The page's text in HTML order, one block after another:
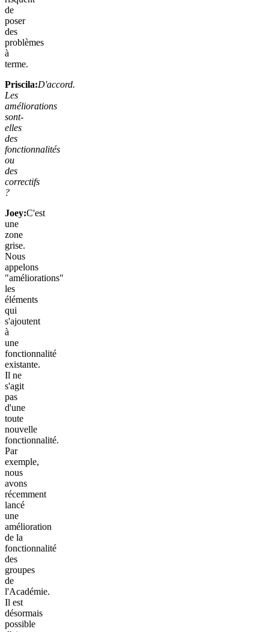
de
poser
des
problèmes
à
terme.
Priscila:D'accord.
Les
améliorations
sont-
elles
des
fonctionnalités
ou
des
correctifs
?
Joey:C'est
une
zone
grise.
Nous
appelons
"améliorations"
les
éléments
qui
s'ajoutent
à
une
fonctionnalité
existante.
Il ne
s'agit
pas
d'une
toute
nouvelle
fonctionnalité.
Par
exemple,
nous
avons
récemment
lancé
une
amélioration
de la
fonctionnalité
des
groupes
de
l'Académie.
Il est
désormais
possible